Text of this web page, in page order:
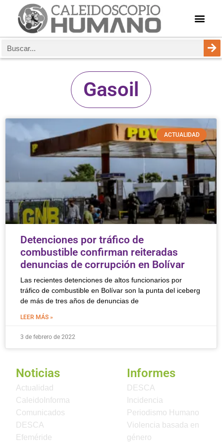
Gasoil
ACTUALIDAD
Detenciones por tráfico de
combustible confirman reiteradas
denuncias de corrupción en Bolívar
Las recientes detenciones de altos funcionarios por
tráfico de combustible en Bolívar son la punta del iceberg
de más de tres años de denuncias de
LEER MÁS »
3 de febrero de 2022
Noticias
Actualidad
CaleidoInforma
Comunicados
DESCA
Efeméride
Informes
DESCA
Incidencia
Periodismo Humano
Violencia basada en
género